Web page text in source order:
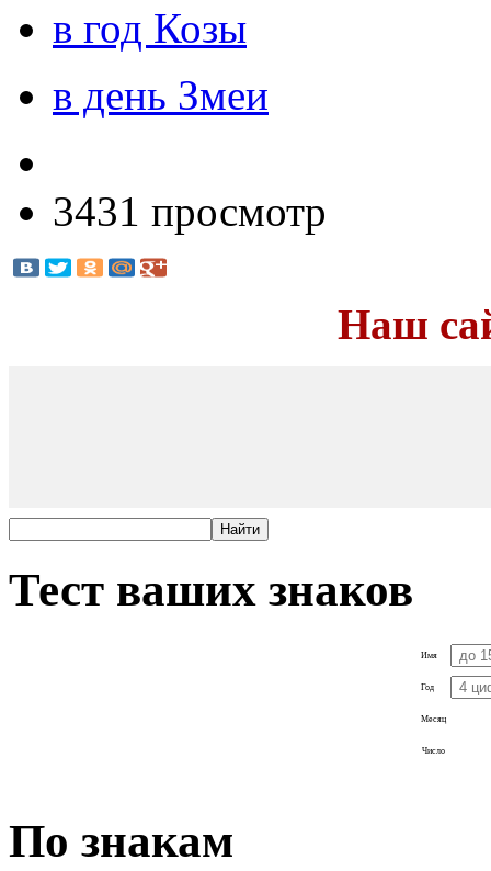
в год Козы
в день Змеи
3431 просмотр
Наш
Тест ваших знаков
Имя
Год
Месяц
Число
По знакам